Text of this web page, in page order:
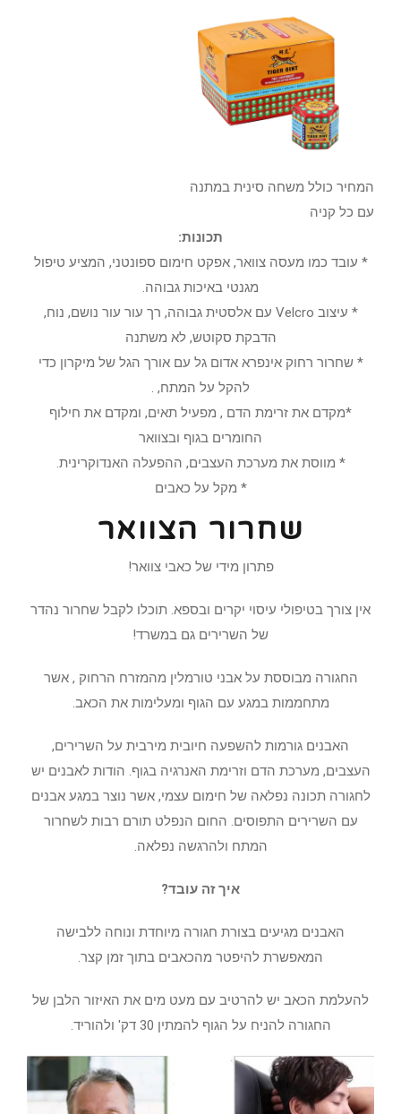
המחיר כולל משחה סינית במתנה
עם כל קניה
תכונות:
* עובד כמו מעסה צוואר, אפקט חימום ספונטני, המציע טיפול
מגנטי באיכות גבוהה.
* עיצוב Velcro עם אלסטית גבוהה, רך עור עור נושם, נוח,
הדבקת סקוטש, לא משתנה
* שחרור רחוק אינפרא אדום גל עם אורך הגל של מיקרון כדי
להקל על המתח, .
*מקדם את זרימת הדם , מפעיל תאים, ומקדם את חילוף
החומרים בגוף ובצוואר
* מווסת את מערכת העצבים, ההפעלה האנדוקרינית.
* מקל על כאבים
שחרור הצוואר
פתרון מידי של כאבי צוואר!
אין צורך בטיפולי עיסוי יקרים ובספא. תוכלו לקבל שחרור נהדר
של השרירים גם במשרד!
החגורה מבוססת על אבני טורמלין מהמזרח הרחוק , אשר
מתחממות במגע עם הגוף ומעלימות את הכאב.
האבנים גורמות להשפעה חיובית מירבית על השרירים,
העצבים, מערכת הדם וזרימת האנרגיה בגוף. הודות לאבנים יש
לחגורה תכונה נפלאה של חימום עצמי, אשר נוצר במגע אבנים
עם השרירים התפוסים. החום הנפלט תורם רבות לשחרור
המתח ולהרגשה נפלאה.
איך זה עובד?
האבנים מגיעים בצורת חגורה מיוחדת ונוחה ללבישה
המאפשרת להיפטר מהכאבים בתוך זמן קצר.
להעלמת הכאב יש להרטיב עם מעט מים את האיזור הלבן של
החגורה להניח על הגוף להמתין 30 דק' ולהוריד.